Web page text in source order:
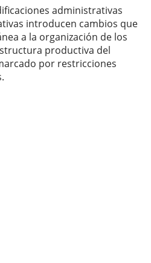
administrativas
introducen cambios que
a la organización de los
productiva del
por restricciones